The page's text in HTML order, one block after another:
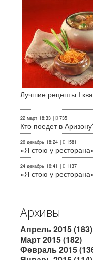
Лучшие рецепты I
22 март 18:33 | 735
Кто поедет в
26 декабрь 18:24 | 1581
«Я стою у
24 декабрь 16:41 | 1137
«Я стою у
Архивы
Апрель 2015 (183)
Март 2015 (182)
Февраль 2015